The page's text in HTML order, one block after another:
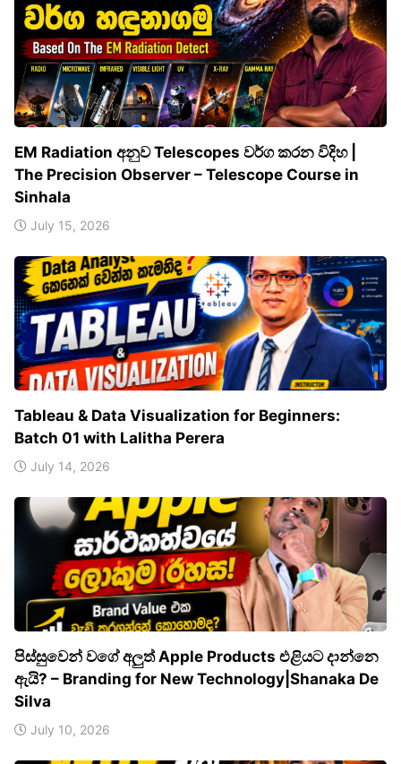
EM Radiation අනුව Telescopes වර්ග කරන විදිහ |
The Precision Observer – Telescope Course in
Sinhala
July 15, 2026
Tableau & Data Visualization for Beginners:
Batch 01 with Lalitha Perera
July 14, 2026
පිස්සුවෙන් වගේ අලුත් Apple Products එළියට දාන්නෙ
ඇයි? – Branding for New Technology|Shanaka De
Silva
July 10, 2026